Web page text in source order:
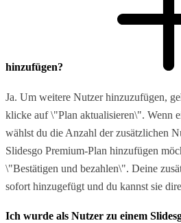
hinzufügen?
Ja. Um weitere Nutzer hinzuzufügen,
klicke auf \"Plan aktualisieren\". Wenn
wählst du die Anzahl der zusätzlichen
Slidesgo Premium-Plan hinzufügen
\"Bestätigen und bezahlen\". Deine
sofort hinzugefügt und du kannst sie
Ich wurde als Nutzer zu einem